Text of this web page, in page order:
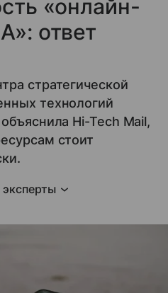
«онлайн-
ответ
стратегической
технологий
Hi-Tech Mail,
стоит